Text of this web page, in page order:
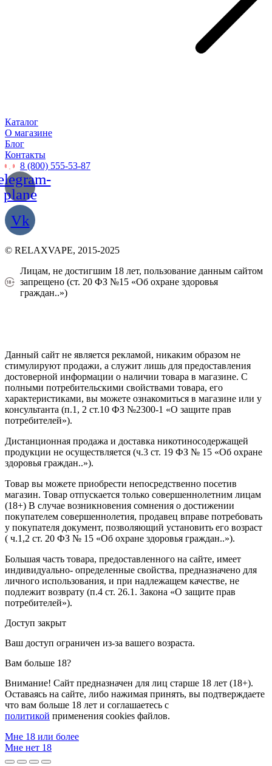
Каталог
О магазине
Блог
Контакты
8 (800) 555-53-87
plane
Vk
© RELAXVAPE, 2015-2025
Лицам, не достигшим 18 лет, пользование данным сайтом
запрещено (ст. 20 ФЗ №15 «Об охране здоровья
граждан..»)
Данный сайт не является рекламой, никаким образом не
стимулируют продажи, а служит лишь для предоставления
достоверной информации о наличии товара в магазине. С
полными потребительскими свойствами товара, его
характеристиками, вы можете ознакомиться в магазине или у
консультанта (п.1, 2 ст.10 ФЗ №2300-1 «О защите прав
потребителей»).
Дистанционная продажа и доставка никотиносодержащей
продукции не осуществляется (ч.3 ст. 19 ФЗ № 15 «Об охране
здоровья граждан..»).
Товар вы можете приобрести непосредственно посетив
магазин. Товар отпускается только совершеннолетним лицам
(18+) В случае возникновения сомнения о достижении
покупателем совершеннолетия, продавец вправе потребовать
у покупателя документ, позволяющий установить его возраст
( ч.1,2 ст. 20 ФЗ № 15 «Об охране здоровья граждан..»).
Большая часть товара, предоставленного на сайте, имеет
индивидуально- определенные свойства, предназначено для
личного использования, и при надлежащем качестве, не
подлежит возврату (п.4 ст. 26.1. Закона «О защите прав
потребителей»).
Доступ закрыт
Ваш доступ ограничен из-за вашего возраста.
Вам больше 18?
Внимание! Сайт предназначен для лиц старше 18 лет (18+).
Оставаясь на сайте, либо нажимая принять, вы подтверждаете
что вам больше 18 лет и соглашаетесь с
политикой применения cookies файлов.
Мне 18 или более
Мне нет 18